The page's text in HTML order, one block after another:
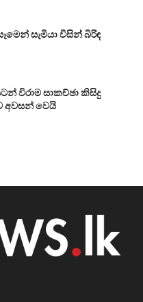
සැමියා විසින් බිරිඳ
විරාම සාකච්ඡා කිසිදු
අවසන් වෙයි